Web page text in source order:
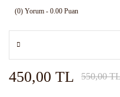
(0) Yorum - 0.00 Puan
450,00 TL 550,00